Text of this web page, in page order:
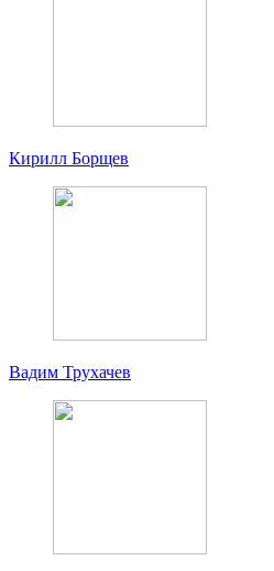
Кирилл Борщев
Вадим Трухачев